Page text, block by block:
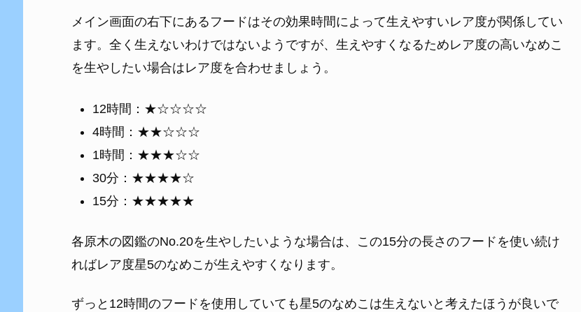
メイン画面の右下にあるフードはその効果時間によって生えやすいレア度が関係してい
ます。全く生えないわけではないようですが、生えやすくなるためレア度の高いなめこ
を生やしたい場合はレア度を合わせましょう。
12時間：★☆☆☆☆
4時間：★★☆☆☆
1時間：★★★☆☆
30分：★★★★☆
15分：★★★★★
各原木の図鑑のNo.20を生やしたいような場合は、この15分の長さのフードを使い続け
ればレア度星5のなめこが生えやすくなります。
ずっと12時間のフードを使用していても星5のなめこは生えないと考えたほうが良いで